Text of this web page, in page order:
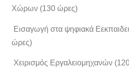
Χώρων (130 ώρες)
Εισαγωγή στα ψηφιακά
ώρες)
Χειρισμός Εργαλειομηχανών